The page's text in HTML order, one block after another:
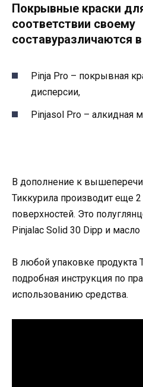
Покрывные краски
соответствии своему
составуразличаются
Pinja Pro – покрывная
дисперсии,
Pinjasol Pro – алкидная
В дополнение к
Тиккурила производит еще
поверхностей. Это
Pinjalac Solid 30 Dipp и масло
В любой упаковке продукта
подробная инструкция по
использованию средства.